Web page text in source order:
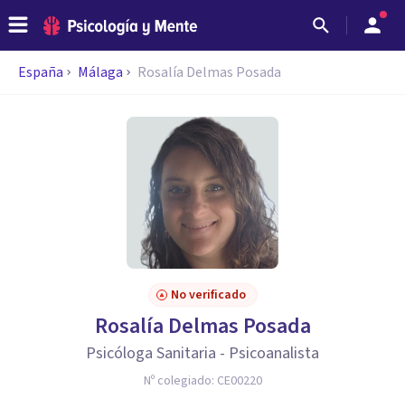
España Málaga Rosalía Delmas Posada
No verificado
Rosalía Delmas Posada
Psicóloga Sanitaria - Psicoanalista
Nº colegiado: CE00220